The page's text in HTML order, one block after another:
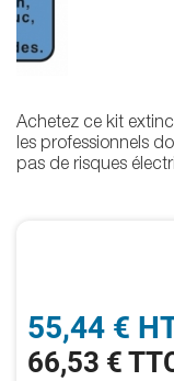
55,44 €
66,53 €
Achetez ce kit
les professionnels
pas de risques